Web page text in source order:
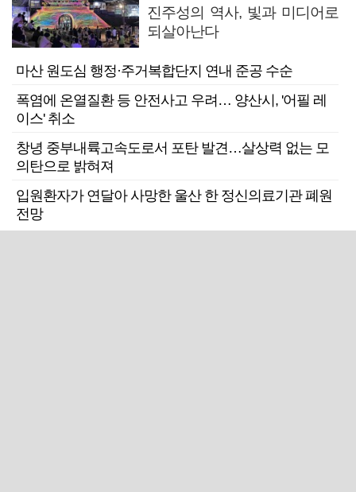
진주성의 역사, 빛과 미디어로
되살아난다
마산 원도심 행정·주거복합단지 연내 준공 수순
폭염에 온열질환 등 안전사고 우려… 양산시, '어필 레
이스' 취소
창녕 중부내륙고속도로서 포탄 발견…살상력 없는 모
의탄으로 밝혀져
입원환자가 연달아 사망한 울산 한 정신의료기관 폐원
전망